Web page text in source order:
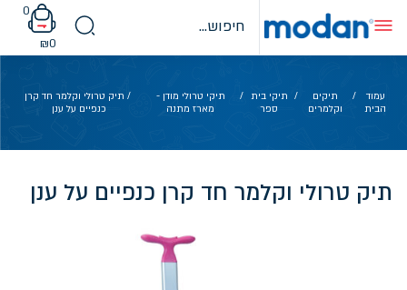
content
0
₪0
עמוד
הבית
/
תיקים
וקלמרים
/ תיקי בית
ספר
/
תיקי טרולי מודן -
מארז מתנה
/ תיק טרולי וקלמר חד קרן
כנפיים על ענן
תיק טרולי וקלמר חד קרן כנפיים על ענן